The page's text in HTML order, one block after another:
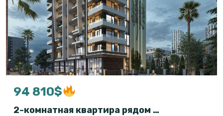
94 810$
2-комнатная квартира рядом с морем в Гонио, Батуми — Olive House